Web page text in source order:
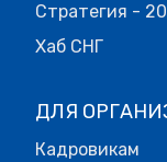
Стратегия -
Хаб СНГ
ДЛЯ
Кадровикам